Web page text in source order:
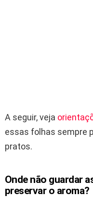
A seguir, veja
essas folhas sempre
pratos.
Onde não guardar
preservar o aroma?